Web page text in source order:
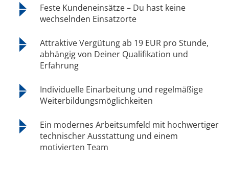
Feste Kundeneinsätze – Du hast keine
wechselnden Einsatzorte
Attraktive Vergütung ab 19 EUR pro Stunde,
abhängig von Deiner Qualifikation und
Erfahrung
Individuelle Einarbeitung und regelmäßige
Weiterbildungsmöglichkeiten
Ein modernes Arbeitsumfeld mit hochwertiger
technischer Ausstattung und einem
motivierten Team